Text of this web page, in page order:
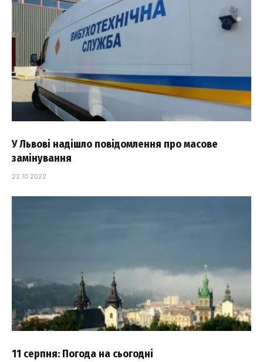
У Львові надішло повідомлення про масове
замінування
22.10.2022
11 серпня: Погода на сьогодні